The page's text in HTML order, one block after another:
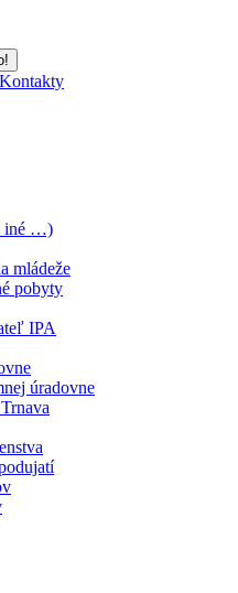
Kontakty
iné …)
mládeže
pobyty
IPA
úradovne